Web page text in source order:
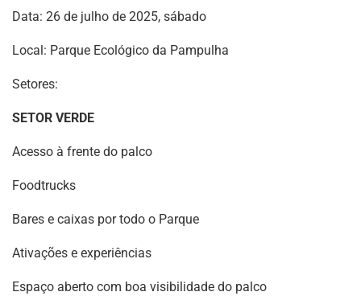
Data: 26 de julho de 2025, sábado
Local: Parque Ecológico da Pampulha
Setores:
SETOR VERDE
Acesso à frente do palco
Foodtrucks
Bares e caixas por todo o Parque
Ativações e experiências
Espaço aberto com boa visibilidade do palco